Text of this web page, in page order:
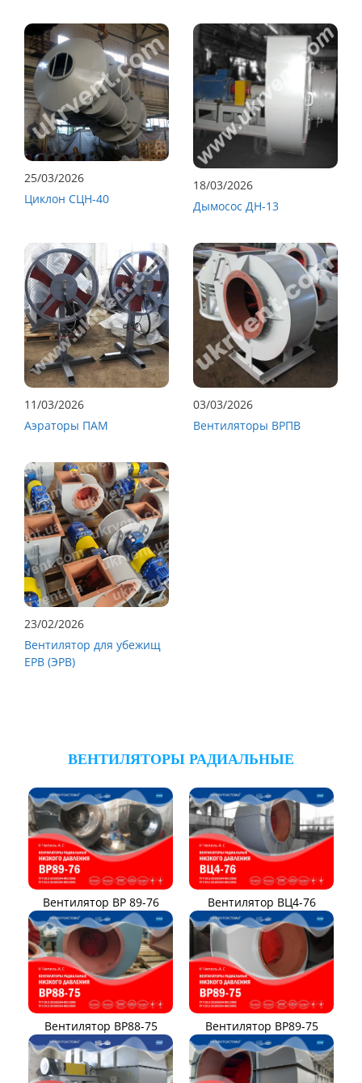
25/03/2026
Циклон СЦН-40
18/03/2026
Дымосос ДН-13
11/03/2026
Аэраторы ПАМ
03/03/2026
Вентиляторы ВРПВ
23/02/2026
Вентилятор для убежищ
ЕРВ (ЭРВ)
ВЕНТИЛЯТОРЫ РАДИАЛЬНЫЕ
Вентилятор ВР 89-76 Вентилятор ВЦ4-76
Вентилятор ВР88-75 Вентилятор ВР89-75